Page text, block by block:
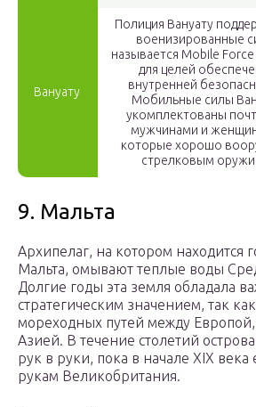
Вануату
Полиция Вануату
военизированные
называется Mobile
для целей
внутренней
Мобильные силы
укомплектованы
мужчинами и
которые хорошо
стрелковым
9. Мальта
Архипелаг, на котором находится
Мальта, омывают теплые воды
Долгие годы эта земля обладала
стратегическим значением, так
мореходных путей между
Азией. В течение столетий
рук в руки, пока в начале XIX
рукам Великобритания.